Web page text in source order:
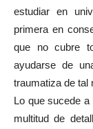
estudiar en
primera en
que no cubre
ayudarse de
traumatiza de tal
Lo que sucede
multitud de